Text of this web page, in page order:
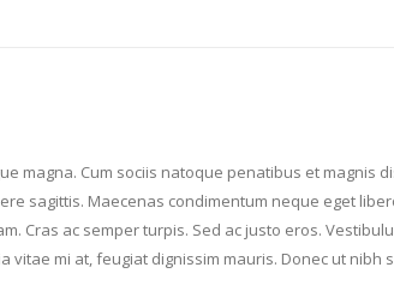
magna. Cum sociis natoque penatibus et magnis
sagittis. Maecenas condimentum neque eget
Cras ac semper turpis. Sed ac justo eros.
mi at, feugiat dignissim mauris. Donec ut nibh